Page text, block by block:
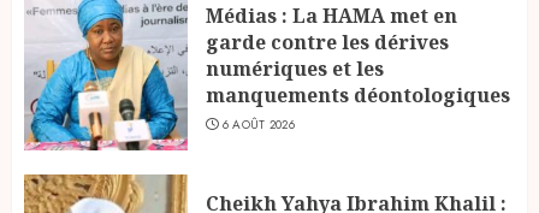
Médias : La HAMA met en
garde contre les dérives
numériques et les
manquements déontologiques
6 AOÛT 2026
Cheikh Yahya Ibrahim Khalil :